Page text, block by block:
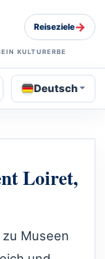
KULTURERBE
Reiseziele→
Deutsch
Loiret,
Museen